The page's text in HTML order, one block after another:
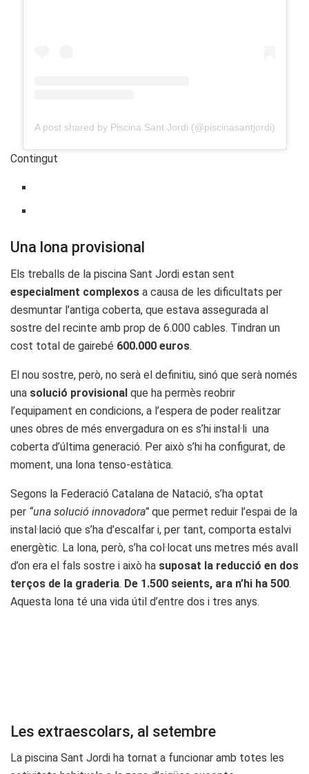
A post shared by Piscina Sant Jordi (@piscinasantjordi)
Contingut
Una lona provisional
Els treballs de la piscina Sant Jordi estan sent
especialment complexos a causa de les dificultats per
desmuntar l’antiga coberta, que estava assegurada al
sostre del recinte amb prop de 6.000 cables. Tindran un
cost total de gairebé 600.000 euros.
El nou sostre, però, no serà el definitiu, sinó que serà només
una solució provisional que ha permès reobrir
l’equipament en condicions, a l’espera de poder realitzar
unes obres de més envergadura on es s’hi instal·li una
coberta d’última generació. Per això s’hi ha configurat, de
moment, una lona tenso-estàtica.
Segons la Federació Catalana de Natació, s’ha optat
per “una solució innovadora” que permet reduir l’espai de la
instal·lació que s’ha d’escalfar i, per tant, comporta estalvi
energètic. La lona, però, s’ha col·locat uns metres més avall
d’on era el fals sostre i això ha suposat la reducció en dos
terços de la graderia. De 1.500 seients, ara n’hi ha 500.
Aquesta lona té una vida útil d’entre dos i tres anys.
Les extraescolars, al setembre
La piscina Sant Jordi ha tornat a funcionar amb totes les